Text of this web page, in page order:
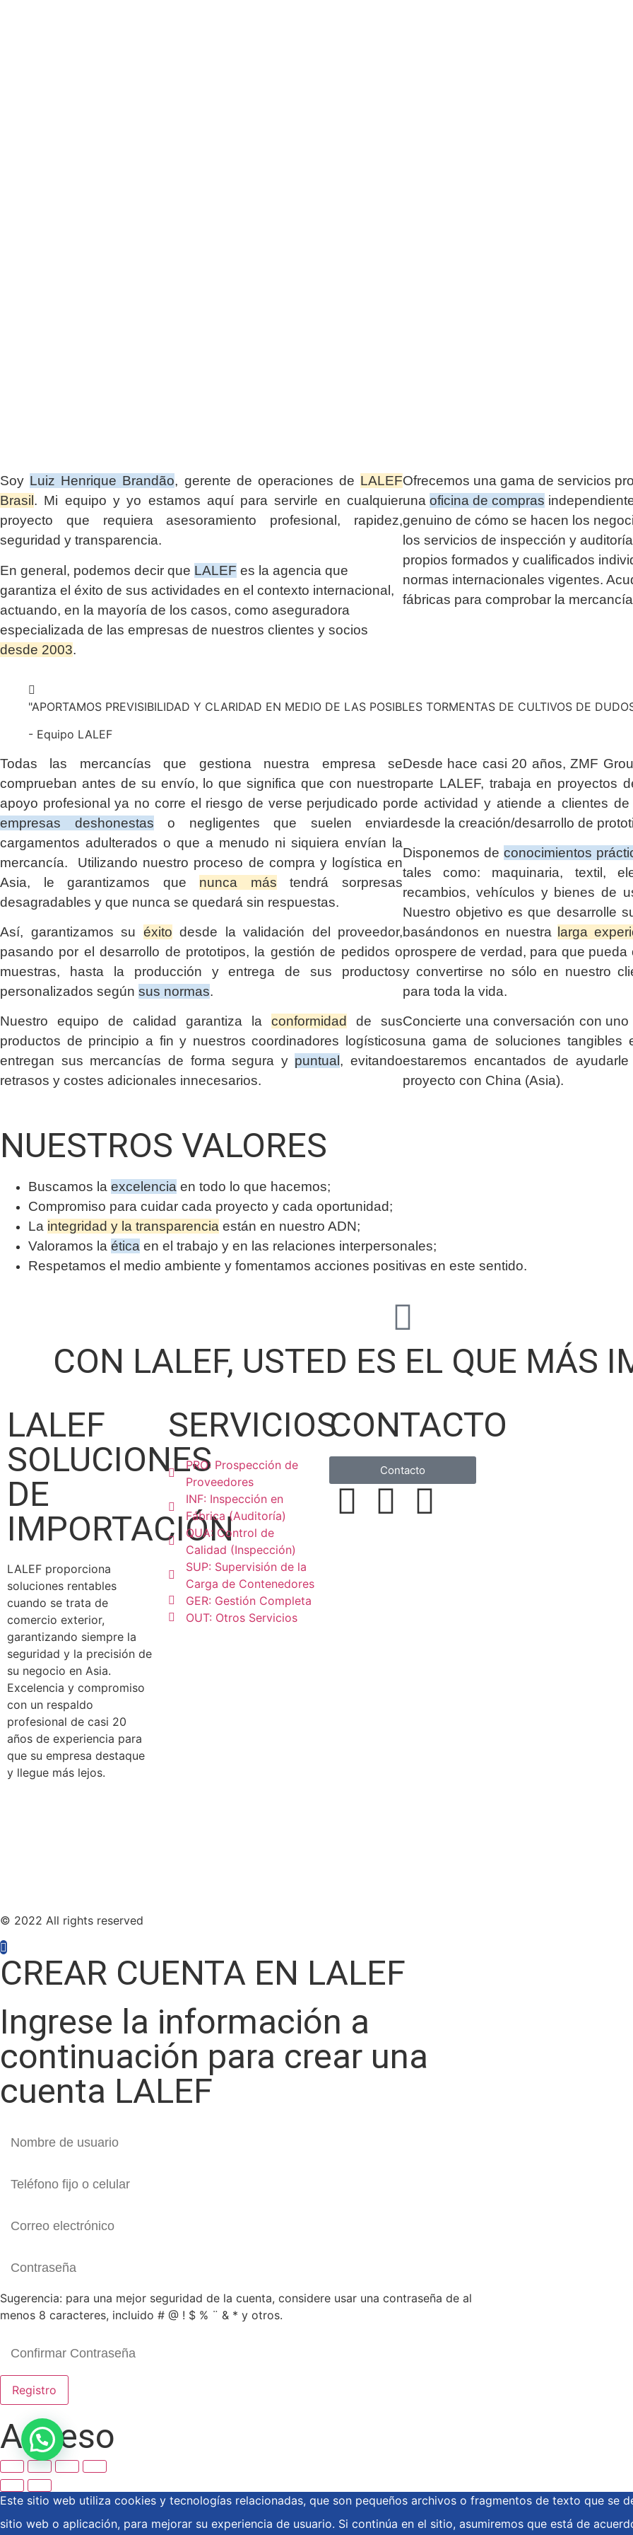
Soy Luiz Henrique Brandão, gerente de operaciones de LALEF
Brasil . Mi equipo y yo estamos aquí para servirle en cualquier
proyecto que requiera asesoramiento profesional, rapidez,
seguridad y transparencia.
En general, podemos decir que LALEF es la agencia que
garantiza el éxito de sus actividades en el contexto internacional,
actuando, en la mayoría de los casos, como aseguradora
especializada de las empresas de nuestros clientes y socios
desde 2003.
Ofrecemos una gama de servicios
una oficina de compras
genuino de cómo se hacen los
los servicios de inspección y
propios formados y cualificados
normas internacionales vigentes.
fábricas para comprobar la
"APORTAMOS PREVISIBILIDAD Y CLARIDAD EN MEDIO DE LAS POSIBLES TORMENTAS DE CULTIVOS DE
- Equipo LALEF
Todas las mercancías que gestiona nuestra empresa se
comprueban antes de su envío, lo que significa que con nuestro
apoyo profesional ya no corre el riesgo de verse perjudicado por
empresas deshonestas o negligentes que suelen enviar
cargamentos adulterados o que a menudo ni siquiera envían la
mercancía. Utilizando nuestro proceso de compra y logística en
Asia, le garantizamos que nunca más tendrá sorpresas
desagradables y que nunca se quedará sin respuestas.
Así, garantizamos su éxito desde la validación del proveedor,
pasando por el desarrollo de prototipos, la gestión de pedidos o
muestras, hasta la producción y entrega de sus productos
personalizados según sus normas.
Nuestro equipo de calidad garantiza la conformidad
de sus
productos de principio a fin y nuestros coordinadores logísticos
entregan sus mercancías de forma segura y puntual , evitando
retrasos y costes adicionales innecesarios.
Desde hace casi 20 años, ZMF
parte LALEF, trabaja en proyectos
de actividad y atiende a clientes
desde la creación/desarrollo de
Disponemos de conocimientos
tales como: maquinaria, textil,
recambios, vehículos y bienes de
Nuestro objetivo es que desarrolle
basándonos en nuestra
larga
prospere de verdad, para que
y convertirse no sólo en nuestro
para toda la vida.
Concierte una conversación con
una gama de soluciones
estaremos encantados de
proyecto con China (Asia).
NUESTROS VALORES
Buscamos la excelencia en todo lo que hacemos;
Compromiso para cuidar cada proyecto y cada oportunidad;
La integridad y la transparencia están en nuestro ADN;
Valoramos la ética en el trabajo y en las relaciones interpersonales;
Respetamos el medio ambiente y fomentamos acciones positivas en este sentido.
CON LALEF, USTED ES EL QUE MÁS
LALEF
SOLUCIONES
DE
IMPORTACIÓN
LALEF proporciona
soluciones rentables
cuando se trata de
comercio exterior,
garantizando siempre la
seguridad y la precisión de
su negocio en Asia.
Excelencia y compromiso
con un respaldo
profesional de casi 20
años de experiencia para
que su empresa destaque
y llegue más lejos.
SERVICIOS
PRO: Prospección de
Proveedores
INF: Inspección en
Fábrica (Auditoría)
QUA: Control de
Calidad (Inspección)
SUP: Supervisión de la
Carga de Contenedores
GER: Gestión Completa
OUT: Otros Servicios
CONTACTO
Contacto
© 2022 All rights reserved
CREAR CUENTA EN LALEF
Ingrese la información a
continuación para crear una
cuenta LALEF
Sugerencia: para una mejor seguridad de la cuenta, considere usar una contraseña de al
menos 8 caracteres, incluido # @ ! $ % ¨ & * y otros.
Registro
Acceso
Este sitio web utiliza cookies y tecnologías relacionadas, que son pequeños archivos o fragmentos de texto que se
sitio web o aplicación, para mejorar su experiencia de usuario. Si continúa en el sitio, asumiremos que está de